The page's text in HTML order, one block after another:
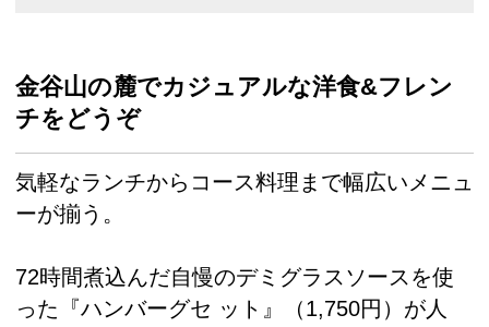
金谷山の麓でカジュアルな洋食&フレン
チをどうぞ
気軽なランチからコース料理まで幅広いメニュ
ーが揃う。
72時間煮込んだ自慢のデミグラスソースを使
った『ハンバーグセ ット』（1,750円）が人